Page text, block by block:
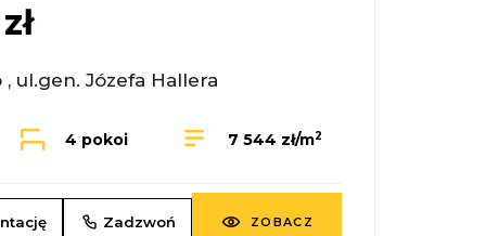
ul.gen. Józefa Hallera
4 pokoi 7 544 zł/m2
Zadzwoń ZOBACZ